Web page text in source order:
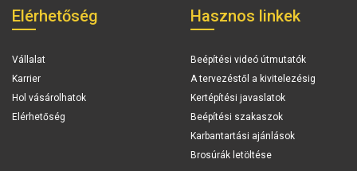
Elérhetőség
Vállalat
Karrier
Hol vásárolhatok
Elérhetőség
Hasznos linkek
Beépítési videó útmutatók
A tervezéstől a kivitelezésig
Kertépítési javaslatok
Beépítési szakaszok
Karbantartási ajánlások
Brosúrák letöltése